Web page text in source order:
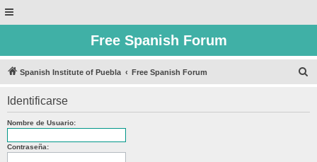
Free Spanish Forum
Spanish Institute of Puebla Free Spanish Forum
Identificarse
Nombre de Usuario:
Contraseña: